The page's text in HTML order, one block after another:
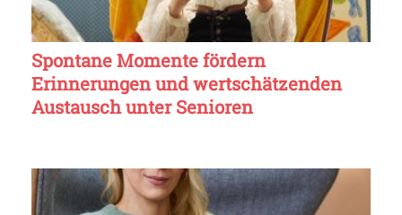
Spontane Momente fördern
Erinnerungen und wertschätzenden
Austausch unter Senioren